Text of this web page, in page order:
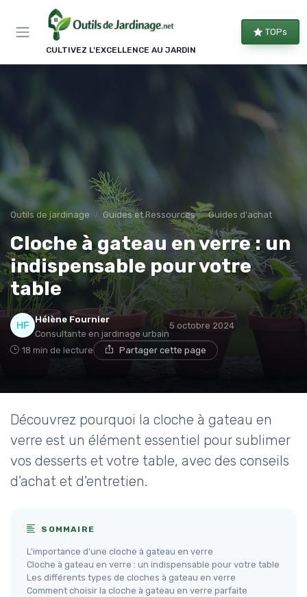
CULTIVEZ L'EXCELLENCE AU JARDIN
TOPs
Outils de jardinage Guides et Ressources Guides d'achat
Cloche à gateau en verre : un
indispensable pour votre
table
Hélène Fournier
Consultante en jardinage urbain
5 octobre 2024
18 min de lecture Partager cette page
Découvrez pourquoi la cloche à gateau en
verre est un élément essentiel pour sublimer
vos desserts et votre table, avec des conseils
d'achat et d'entretien.
SOMMAIRE
L'importance d'une cloche à gateau en verre
Cloche à gateau en verre : un indispensable pour votre table
Les différents types de cloches à gateau en verre
Comment choisir la cloche à gateau en verre parfaite
Panneau de gestion des cookies